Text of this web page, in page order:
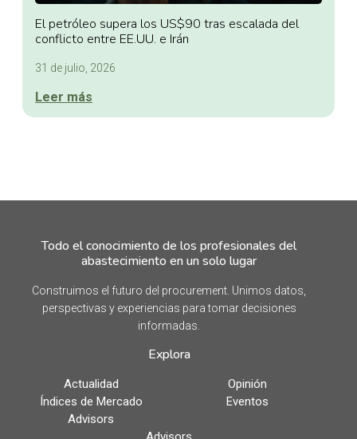
El petróleo supera los US$90 tras escalada del
conflicto entre EE.UU. e Irán
31 de julio, 2026
Leer más
Todo el conocimiento de los profesionales del
abastecimiento en un solo lugar
Construimos el futuro del procurement. Unimos datos,
perspectivas y experiencias para tomar decisiones
informadas.
Explora
Actualidad
Opinión
Índices de Mercado
Eventos
Advisors